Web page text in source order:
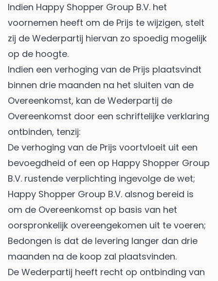
Indien Happy Shopper Group B.V. het
voornemen heeft om de Prijs te wijzigen, stelt
zij de Wederpartij hiervan zo spoedig mogelijk
op de hoogte.
Indien een verhoging van de Prijs plaatsvindt
binnen drie maanden na het sluiten van de
Overeenkomst, kan de Wederpartij de
Overeenkomst door een schriftelijke verklaring
ontbinden, tenzij:
De verhoging van de Prijs voortvloeit uit een
bevoegdheid of een op Happy Shopper Group
B.V. rustende verplichting ingevolge de wet;
Happy Shopper Group B.V. alsnog bereid is
om de Overeenkomst op basis van het
oorspronkelijk overeengekomen uit te voeren;
Bedongen is dat de levering langer dan drie
maanden na de koop zal plaatsvinden.
De Wederpartij heeft recht op ontbinding van